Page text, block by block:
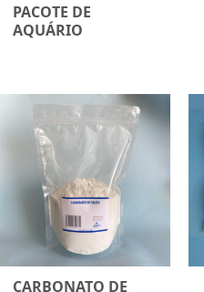
PACOTE DE
AQUÁRIO
CARBONATO DE